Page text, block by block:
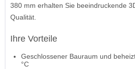
380 mm erhalten Sie beeindruckende
Qualität.
Ihre Vorteile
Geschlossener Bauraum und
°C